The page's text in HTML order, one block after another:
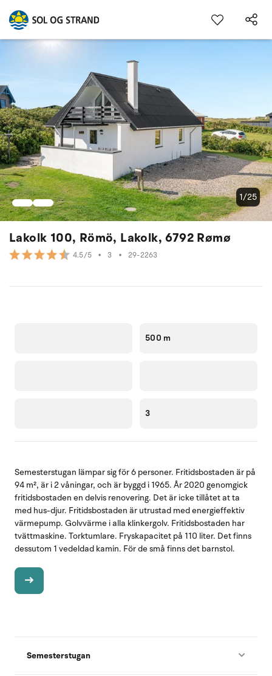
Lakolk 100, Römö, Lakolk, 6792 Rømø
4.5/5 • 3 • 29-2263
1/25
500 m
3
Semesterstugan lämpar sig för 6 personer. Fritidsbostaden är på
94 m², är i 2 våningar, och är byggd i 1965. År 2020 genomgick
fritidsbostaden en delvis renovering. Det är icke tillåtet at ta
med hus-djur. Fritidsbostaden är utrustad med energieffektiv
värmepump. Golvvärme i alla klinkergolv. Fritidsbostaden har
tvättmaskine. Torktumlare. Fryskapacitet på 110 liter. Det finns
dessutom 1 vedeldad kamin. För de små finns det barnstol.
Semesterstugan